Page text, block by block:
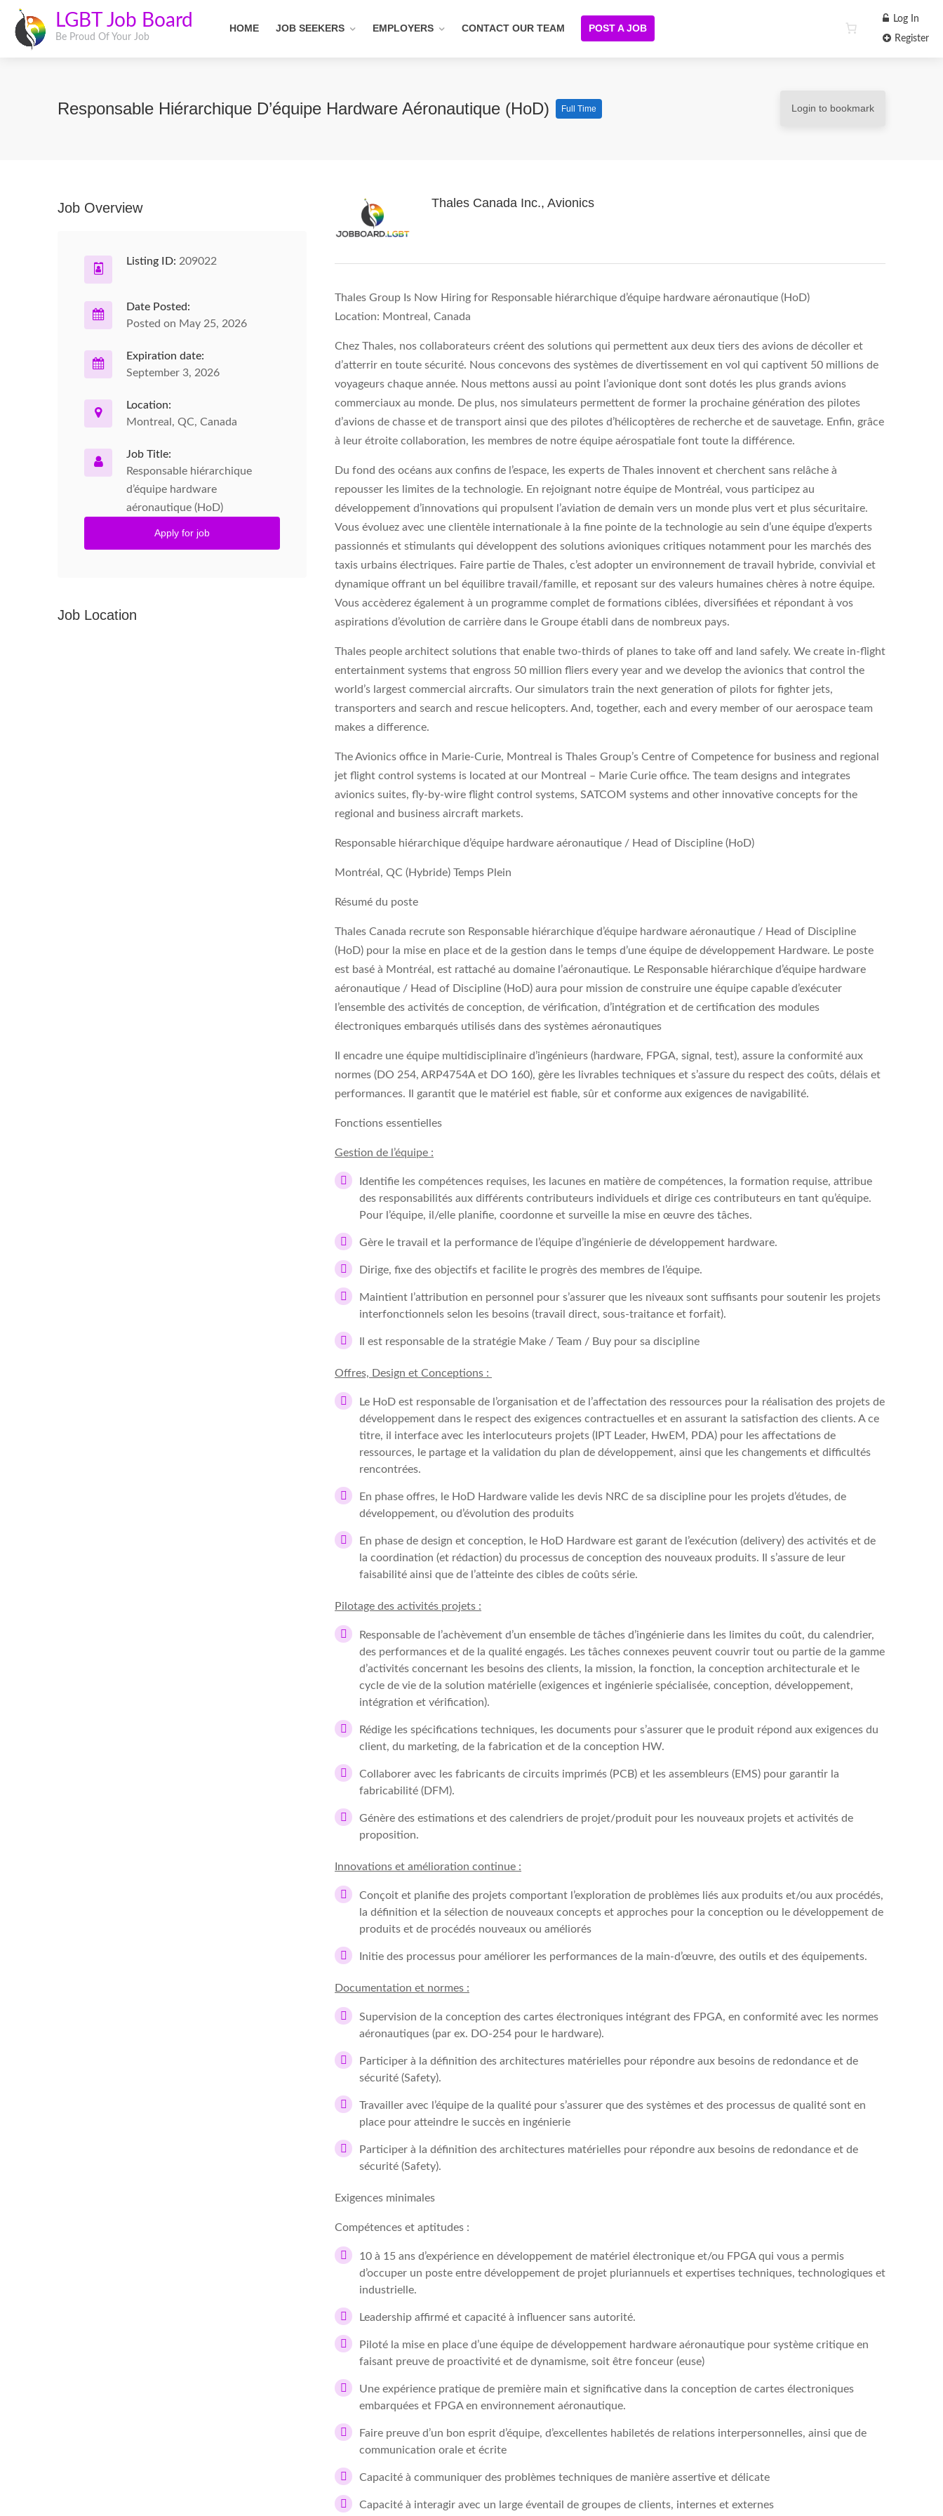
LGBT Job Board
Be Proud Of Your Job
HOME JOB SEEKERS EMPLOYERS CONTACT OUR TEAM POST A JOB
Log In
Register
Responsable Hiérarchique D’équipe Hardware Aéronautique (HoD) Full Time Login to bookmark
Thales Canada Inc., Avionics
Thales Group Is Now Hiring for Responsable hiérarchique d’équipe hardware aéronautique (HoD)
Location: Montreal, Canada
Chez Thales, nos collaborateurs créent des solutions qui permettent aux deux tiers des avions de décoller et
d’atterrir en toute sécurité. Nous concevons des systèmes de divertissement en vol qui captivent 50 millions de
voyageurs chaque année. Nous mettons aussi au point l’avionique dont sont dotés les plus grands avions
commerciaux au monde. De plus, nos simulateurs permettent de former la prochaine génération des pilotes
d’avions de chasse et de transport ainsi que des pilotes d’hélicoptères de recherche et de sauvetage. Enfin, grâce
à leur étroite collaboration, les membres de notre équipe aérospatiale font toute la différence.
Du fond des océans aux confins de l’espace, les experts de Thales innovent et cherchent sans relâche à
repousser les limites de la technologie. En rejoignant notre équipe de Montréal, vous participez au
développement d’innovations qui propulsent l’aviation de demain vers un monde plus vert et plus sécuritaire.
Vous évoluez avec une clientèle internationale à la fine pointe de la technologie au sein d’une équipe d’experts
passionnés et stimulants qui développent des solutions avioniques critiques notamment pour les marchés des
taxis urbains électriques. Faire partie de Thales, c’est adopter un environnement de travail hybride, convivial et
dynamique offrant un bel équilibre travail/famille, et reposant sur des valeurs humaines chères à notre équipe.
Vous accèderez également à un programme complet de formations ciblées, diversifiées et répondant à vos
aspirations d’évolution de carrière dans le Groupe établi dans de nombreux pays.
Thales people architect solutions that enable two-thirds of planes to take off and land safely. We create in-flight
entertainment systems that engross 50 million fliers every year and we develop the avionics that control the
world’s largest commercial aircrafts. Our simulators train the next generation of pilots for fighter jets,
transporters and search and rescue helicopters. And, together, each and every member of our aerospace team
makes a difference.
The Avionics office in Marie-Curie, Montreal is Thales Group’s Centre of Competence for business and regional
jet flight control systems is located at our Montreal – Marie Curie office. The team designs and integrates
avionics suites, fly-by-wire flight control systems, SATCOM systems and other innovative concepts for the
regional and business aircraft markets.
Responsable hiérarchique d’équipe hardware aéronautique / Head of Discipline (HoD)
Montréal, QC (Hybride) Temps Plein
Résumé du poste
Thales Canada recrute son Responsable hiérarchique d’équipe hardware aéronautique / Head of Discipline
(HoD) pour la mise en place et de la gestion dans le temps d’une équipe de développement Hardware. Le poste
est basé à Montréal, est rattaché au domaine l’aéronautique. Le Responsable hiérarchique d’équipe hardware
aéronautique / Head of Discipline (HoD) aura pour mission de construire une équipe capable d’exécuter
l’ensemble des activités de conception, de vérification, d’intégration et de certification des modules
électroniques embarqués utilisés dans des systèmes aéronautiques
Il encadre une équipe multidisciplinaire d’ingénieurs (hardware, FPGA, signal, test), assure la conformité aux
normes (DO 254, ARP4754A et DO 160), gère les livrables techniques et s’assure du respect des coûts, délais et
performances. Il garantit que le matériel est fiable, sûr et conforme aux exigences de navigabilité.
Fonctions essentielles
Gestion de l’équipe :
Identifie les compétences requises, les lacunes en matière de compétences, la formation requise, attribue
des responsabilités aux différents contributeurs individuels et dirige ces contributeurs en tant qu’équipe.
Pour l’équipe, il/elle planifie, coordonne et surveille la mise en œuvre des tâches.
Gère le travail et la performance de l’équipe d’ingénierie de développement hardware.
Dirige, fixe des objectifs et facilite le progrès des membres de l’équipe.
Maintient l’attribution en personnel pour s’assurer que les niveaux sont suffisants pour soutenir les projets
interfonctionnels selon les besoins (travail direct, sous-traitance et forfait).
Il est responsable de la stratégie Make / Team / Buy pour sa discipline
Offres, Design et Conceptions :
Le HoD est responsable de l’organisation et de l’affectation des ressources pour la réalisation des projets de
développement dans le respect des exigences contractuelles et en assurant la satisfaction des clients. A ce
titre, il interface avec les interlocuteurs projets (IPT Leader, HwEM, PDA) pour les affectations de
ressources, le partage et la validation du plan de développement, ainsi que les changements et difficultés
rencontrées.
En phase offres, le HoD Hardware valide les devis NRC de sa discipline pour les projets d’études, de
développement, ou d’évolution des produits
En phase de design et conception, le HoD Hardware est garant de l’exécution (delivery) des activités et de
la coordination (et rédaction) du processus de conception des nouveaux produits. Il s’assure de leur
faisabilité ainsi que de l’atteinte des cibles de coûts série.
Pilotage des activités projets :
Responsable de l’achèvement d’un ensemble de tâches d’ingénierie dans les limites du coût, du calendrier,
des performances et de la qualité engagés. Les tâches connexes peuvent couvrir tout ou partie de la gamme
d’activités concernant les besoins des clients, la mission, la fonction, la conception architecturale et le
cycle de vie de la solution matérielle (exigences et ingénierie spécialisée, conception, développement,
intégration et vérification).
Rédige les spécifications techniques, les documents pour s’assurer que le produit répond aux exigences du
client, du marketing, de la fabrication et de la conception HW.
Collaborer avec les fabricants de circuits imprimés (PCB) et les assembleurs (EMS) pour garantir la
fabricabilité (DFM).
Génère des estimations et des calendriers de projet/produit pour les nouveaux projets et activités de
proposition.
Innovations et amélioration continue :
Conçoit et planifie des projets comportant l’exploration de problèmes liés aux produits et/ou aux procédés,
la définition et la sélection de nouveaux concepts et approches pour la conception ou le développement de
produits et de procédés nouveaux ou améliorés
Initie des processus pour améliorer les performances de la main-d’œuvre, des outils et des équipements.
Documentation et normes :
Supervision de la conception des cartes électroniques intégrant des FPGA, en conformité avec les normes
aéronautiques (par ex. DO-254 pour le hardware).
Participer à la définition des architectures matérielles pour répondre aux besoins de redondance et de
sécurité (Safety).
Travailler avec l’équipe de la qualité pour s’assurer que des systèmes et des processus de qualité sont en
place pour atteindre le succès en ingénierie
Participer à la définition des architectures matérielles pour répondre aux besoins de redondance et de
sécurité (Safety).
Exigences minimales
Compétences et aptitudes :
10 à 15 ans d’expérience en développement de matériel électronique et/ou FPGA qui vous a permis
d’occuper un poste entre développement de projet pluriannuels et expertises techniques, technologiques et
industrielle.
Leadership affirmé et capacité à influencer sans autorité.
Piloté la mise en place d’une équipe de développement hardware aéronautique pour système critique en
faisant preuve de proactivité et de dynamisme, soit être fonceur (euse)
Une expérience pratique de première main et significative dans la conception de cartes électroniques
embarquées et FPGA en environnement aéronautique.
Faire preuve d’un bon esprit d’équipe, d’excellentes habiletés de relations interpersonnelles, ainsi que de
communication orale et écrite
Capacité à communiquer des problèmes techniques de manière assertive et délicate
Capacité à interagir avec un large éventail de groupes de clients, internes et externes
Job Overview
Listing ID: 209022
Date Posted:
Posted on May 25, 2026
Expiration date:
September 3, 2026
Location:
Montreal, QC, Canada
Job Title:
Responsable hiérarchique
d’équipe hardware
aéronautique (HoD)
Apply for job
Job Location